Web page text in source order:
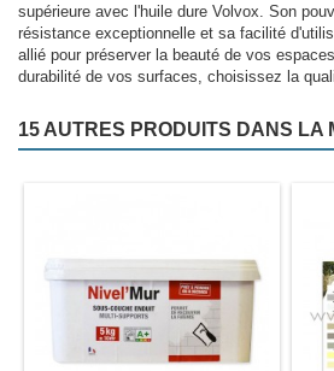
supérieure avec l'huile dure Volvox. Son
résistance exceptionnelle et sa facilité
allié pour préserver la beauté de vos
durabilité de vos surfaces, choisissez la
15 AUTRES PRODUITS DANS LA